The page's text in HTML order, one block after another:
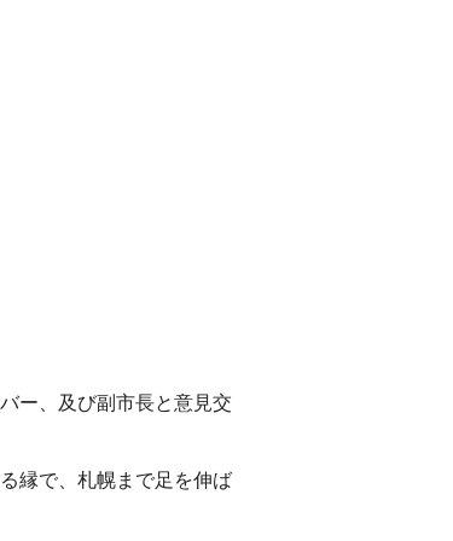
ー、及び副市長と意見交
縁で、札幌まで足を伸ば